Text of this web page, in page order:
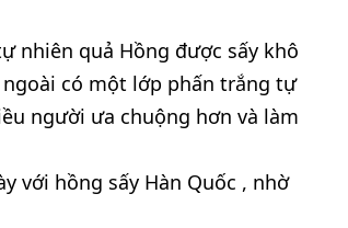
nhiên quả Hồng được sấy khô
có một lớp phấn trắng tự
người ưa chuộng hơn và làm
với hồng sấy Hàn Quốc , nhờ